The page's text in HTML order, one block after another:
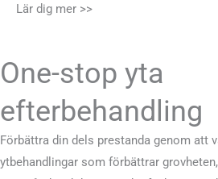
Lär dig mer >>
One-stop yta
efterbehandling
Förbättra din dels prestanda genom att
ytbehandlingar som förbättrar